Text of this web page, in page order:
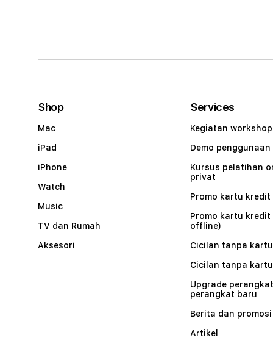
Shop
Mac
iPad
iPhone
Watch
Music
TV dan Rumah
Aksesori
Services
Kegiatan workshop
Demo penggunaan
Kursus pelatihan
privat
Promo kartu kredit
Promo kartu kredit
offline)
Cicilan tanpa
Cicilan tanpa
Upgrade
perangkat baru
Berita dan promosi
Artikel